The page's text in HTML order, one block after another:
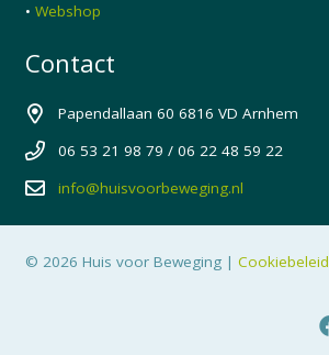
• Webshop
Contact
Papendallaan 60 6816 VD Arnhem
06 53 21 98 79 / 06 22 48 59 22
info@huisvoorbeweging.nl
© 2026 Huis voor Beweging | Cookiebeleid